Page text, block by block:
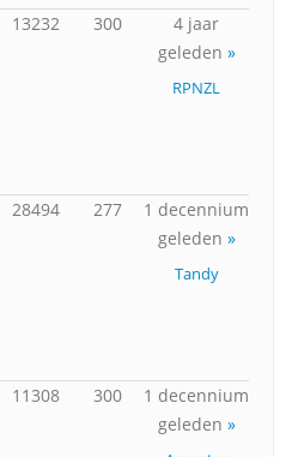
13232 300
4 jaar
geleden »
RPNZL
28494 277
1 decennium
geleden »
Tandy
11308 300
1 decennium
geleden »